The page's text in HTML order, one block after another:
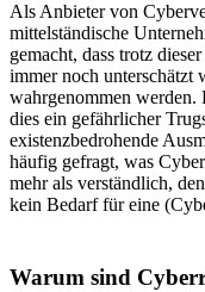
Als Anbieter von
mittelständische
gemacht, dass trotz
immer noch unterschätzt
wahrgenommen
dies ein gefährlicher
existenzbedrohende
häufig gefragt, was
mehr als verständlich,
kein Bedarf für eine
Warum sind